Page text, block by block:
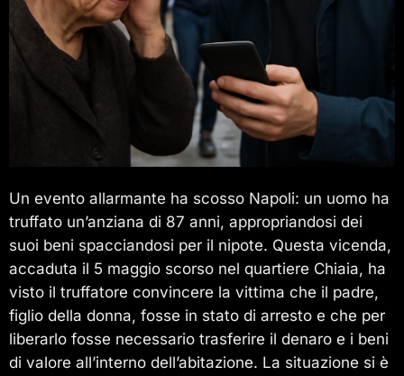
Un evento allarmante ha scosso Napoli: un uomo ha
truffato un’anziana di 87 anni, appropriandosi dei
suoi beni spacciandosi per il nipote. Questa vicenda,
accaduta il 5 maggio scorso nel quartiere Chiaia, ha
visto il truffatore convincere la vittima che il padre,
figlio della donna, fosse in stato di arresto e che per
liberarlo fosse necessario trasferire il denaro e i beni
di valore all’interno dell’abitazione. La situazione si è